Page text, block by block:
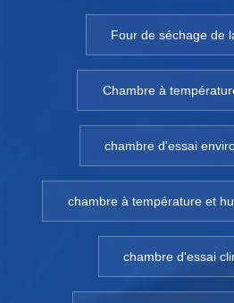
Four de séchage de
Chambre à
chambre d'essai
chambre à température et
chambre d'essai